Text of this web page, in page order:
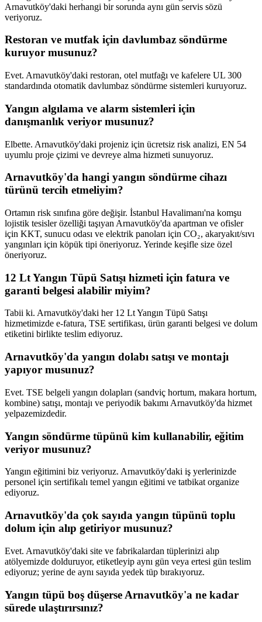
Arnavutköy'daki herhangi bir sorunda aynı gün servis sözü
veriyoruz.
Restoran ve mutfak için davlumbaz söndürme
kuruyor musunuz?
Evet. Arnavutköy'daki restoran, otel mutfağı ve kafelere UL 300
standardında otomatik davlumbaz söndürme sistemleri kuruyoruz.
Yangın algılama ve alarm sistemleri için
danışmanlık veriyor musunuz?
Elbette. Arnavutköy'daki projeniz için ücretsiz risk analizi, EN 54
uyumlu proje çizimi ve devreye alma hizmeti sunuyoruz.
Arnavutköy'da hangi yangın söndürme cihazı
türünü tercih etmeliyim?
Ortamın risk sınıfına göre değişir. İstanbul Havalimanı'na komşu
lojistik tesisler özelliği taşıyan Arnavutköy'da apartman ve ofisler
için KKT, sunucu odası ve elektrik panoları için CO₂, akaryakıt/sıvı
yangınları için köpük tipi öneriyoruz. Yerinde keşifle size özel
öneriyoruz.
12 Lt Yangın Tüpü Satışı hizmeti için fatura ve
garanti belgesi alabilir miyim?
Tabii ki. Arnavutköy'daki her 12 Lt Yangın Tüpü Satışı
hizmetimizde e-fatura, TSE sertifikası, ürün garanti belgesi ve dolum
etiketini birlikte teslim ediyoruz.
Arnavutköy'da yangın dolabı satışı ve montajı
yapıyor musunuz?
Evet. TSE belgeli yangın dolapları (sandviç hortum, makara hortum,
kombine) satışı, montajı ve periyodik bakımı Arnavutköy'da hizmet
yelpazemizdedir.
Yangın söndürme tüpünü kim kullanabilir, eğitim
veriyor musunuz?
Yangın eğitimini biz veriyoruz. Arnavutköy'daki iş yerlerinizde
personel için sertifikalı temel yangın eğitimi ve tatbikat organize
ediyoruz.
Arnavutköy'da çok sayıda yangın tüpünü toplu
dolum için alıp getiriyor musunuz?
Evet. Arnavutköy'daki site ve fabrikalardan tüplerinizi alıp
atölyemizde dolduruyor, etiketleyip aynı gün veya ertesi gün teslim
ediyoruz; yerine de aynı sayıda yedek tüp bırakıyoruz.
Yangın tüpü boş düşerse Arnavutköy'a ne kadar
sürede ulaştırırsınız?